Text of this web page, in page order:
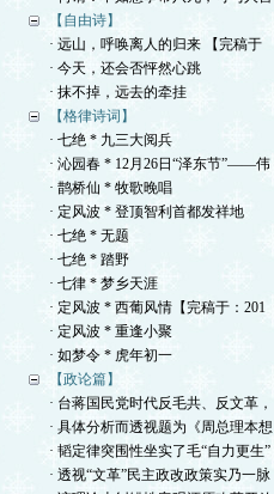
【自由诗】
· 远山，呼唤离人的归来 【完稿于
· 今天，还会否怦然心跳
· 抹不掉，远去的牵挂
【格律诗词】
· 七绝 * 九三大阅兵
· 沁园春 * 12月26日“泽东节”——伟
· 鹊桥仙 * 牧歌晚唱
· 定风波 * 登顶智利首都发祥地
· 七绝 * 无题
· 七绝 * 踏野
· 七律 * 梦乡天涯
· 定风波 * 西葡风情【完稿于：201
· 定风波 * 重逢小聚
· 如梦令 * 虎年初一
【政论篇】
· 台蒋国民党时代反毛共、反文革，
· 具体分析而透视题为《周总理本想
· 韬定律突围性坐实了毛“自力更生”
· 透视“文革”民主政改政策实乃一脉